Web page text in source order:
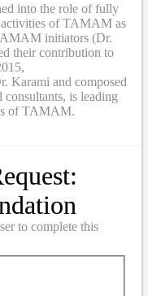
into the role of fully
activities of TAMAM as
initiators (Dr.
their contribution to
Karami and composed
consultants, is leading
of TAMAM.
to complete this